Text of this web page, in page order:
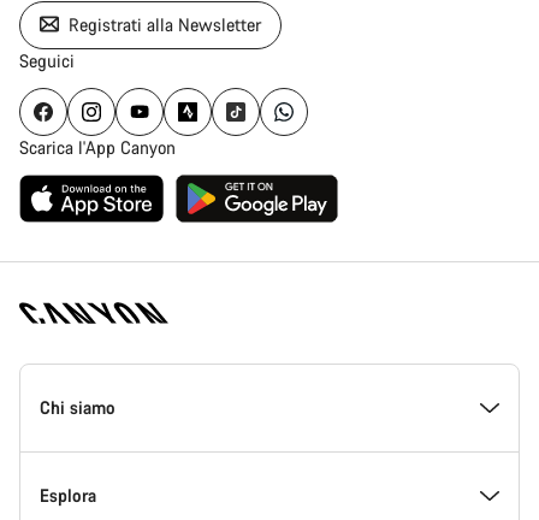
Registrati alla Newsletter
Seguici
Scarica l'App Canyon
Piè
Home
Chi siamo
All’interno di Canyon
Esplora